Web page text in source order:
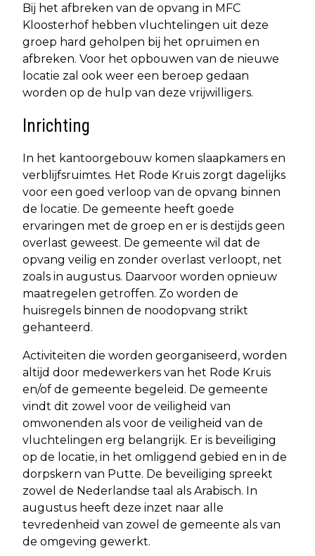
Bij het afbreken van de opvang in MFC
Kloosterhof hebben vluchtelingen uit deze
groep hard geholpen bij het opruimen en
afbreken. Voor het opbouwen van de nieuwe
locatie zal ook weer een beroep gedaan
worden op de hulp van deze vrijwilligers.
Inrichting
In het kantoorgebouw komen slaapkamers en
verblijfsruimtes. Het Rode Kruis zorgt dagelijks
voor een goed verloop van de opvang binnen
de locatie. De gemeente heeft goede
ervaringen met de groep en er is destijds geen
overlast geweest. De gemeente wil dat de
opvang veilig en zonder overlast verloopt, net
zoals in augustus. Daarvoor worden opnieuw
maatregelen getroffen. Zo worden de
huisregels binnen de noodopvang strikt
gehanteerd.
Activiteiten die worden georganiseerd, worden
altijd door medewerkers van het Rode Kruis
en/of de gemeente begeleid. De gemeente
vindt dit zowel voor de veiligheid van
omwonenden als voor de veiligheid van de
vluchtelingen erg belangrijk. Er is beveiliging
op de locatie, in het omliggend gebied en in de
dorpskern van Putte. De beveiliging spreekt
zowel de Nederlandse taal als Arabisch. In
augustus heeft deze inzet naar alle
tevredenheid van zowel de gemeente als van
de omgeving gewerkt.